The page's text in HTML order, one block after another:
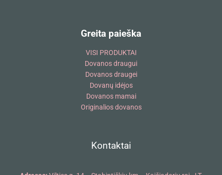
Greita paieška
VISI PRODUKTAI
Dovanos draugui
Dovanos draugei
Dovanų idėjos
Dovanos mamai
Originalios dovanos
Kontaktai